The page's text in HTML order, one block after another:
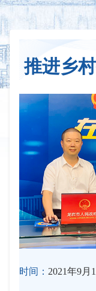
推进乡
时间： 2021年9月